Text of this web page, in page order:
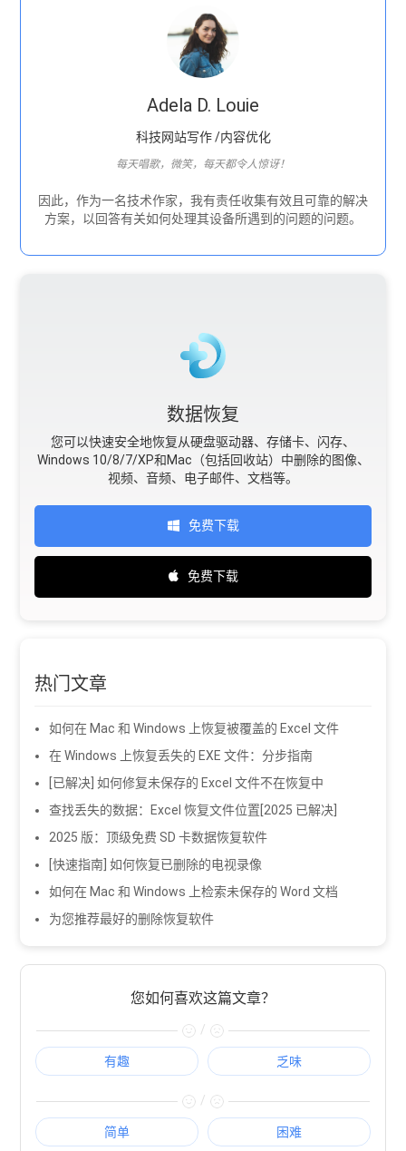
Adela D. Louie
科技网站写作 /内容优化
每天唱歌，微笑，每天都令人惊讶！
因此，作为一名技术作家，我有责任收集有效且可靠的解决
方案，以回答有关如何处理其设备所遇到的问题的问题。
数据恢复
您可以快速安全地恢复从硬盘驱动器、存储卡、闪存、
Windows 10/8/7/XP和Mac（包括回收站）中删除的图像、
视频、音频、电子邮件、文档等。
免费下载
免费下载
热门文章
如何在 Mac 和 Windows 上恢复被覆盖的 Excel 文件
在 Windows 上恢复丢失的 EXE 文件：分步指南
[已解决] 如何修复未保存的 Excel 文件不在恢复中
查找丢失的数据：Excel 恢复文件位置[2025 已解决]
2025 版：顶级免费 SD 卡数据恢复软件
[快速指南] 如何恢复已删除的电视录像
如何在 Mac 和 Windows 上检索未保存的 Word 文档
为您推荐最好的删除恢复软件
您如何喜欢这篇文章？
/
有趣 乏味
/
简单 困难